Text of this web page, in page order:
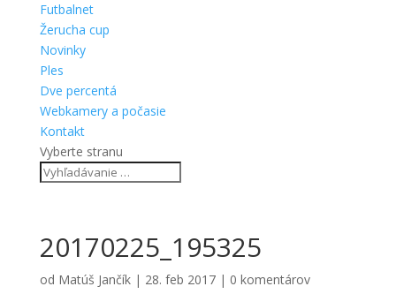
Futbalnet
Žerucha cup
Novinky
Ples
Dve percentá
Webkamery a počasie
Kontakt
Vyberte stranu
20170225_195325
od Matúš Jančík| 28. feb 2017| 0 komentárov